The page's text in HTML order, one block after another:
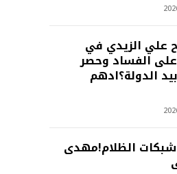
علي الزيدي في
الفساد وحصر
الدولة؟ادهم
شبكات الظلام!مهدى